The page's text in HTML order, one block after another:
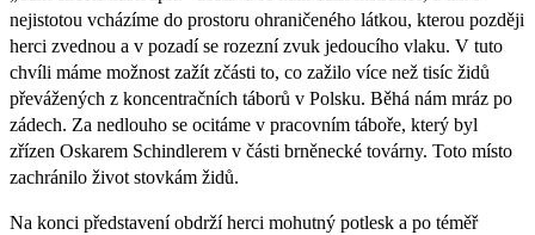
nejistotou vcházíme do prostoru ohraničeného látkou, kterou později
herci zvednou a v pozadí se rozezní zvuk jedoucího vlaku. V tuto
chvíli máme možnost zažít zčásti to, co zažilo více než tisíc židů
převážených z koncentračních táborů v Polsku. Běhá nám mráz po
zádech. Za nedlouho se ocitáme v pracovním táboře, který byl
zřízen Oskarem Schindlerem v části brněnecké továrny. Toto místo
zachránilo život stovkám židů.
Na konci představení obdrží herci mohutný potlesk a po téměř